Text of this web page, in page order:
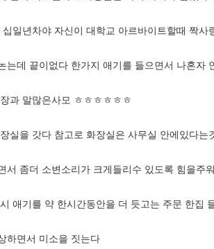
일년차야 자신이 대학교 아르바이트할때 짝사
는데 끝이없다 한가지 애기를 들으면서 나혼자
과 말많은사모 ㅎㅎㅎㅎㅎㅎ
실을 갓다 참고로 화장실은 사무실 안에있다는
서 좀더 소변소리가 크게들리수 있도록 힘을주
애기를 약 한시간동안을 더 듯고는 주문 한집
하면서 미소을 짓는다